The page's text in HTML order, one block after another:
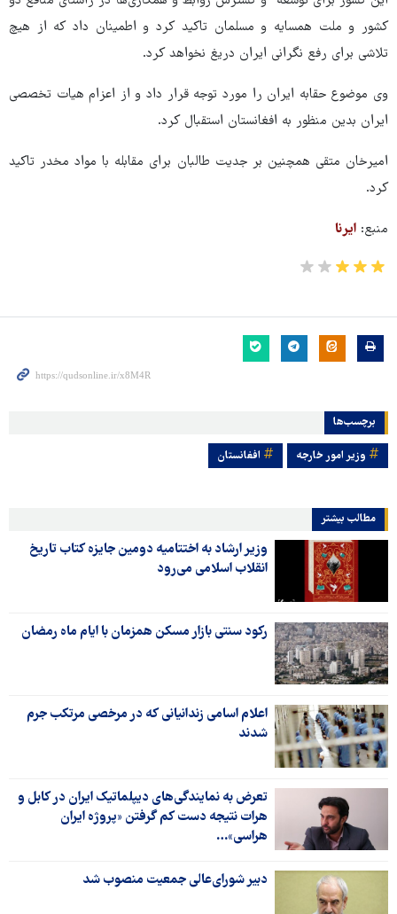
کشور و ملت همسایه و مسلمان تاکید کرد و اطمینان داد که از هیچ
تلاشی برای رفع نگرانی ایران دریغ نخواهد کرد.
وی موضوع حقابه ایران را مورد توجه قرار داد و از اعزام هیات تخصصی
ایران بدین منظور به افغانستان استقبال کرد.
امیرخان متقی همچنین بر جدیت طالبان برای مقابله با مواد مخدر تاکید
کرد.
منبع: ایرنا
برچسب‌ها
وزیر امور خارجه افغانستان
مطالب بیشتر
وزیر ارشاد به اختتامیه دومین جایزه کتاب تاریخ
انقلاب اسلامی می‌رود
رکود سنتی بازار مسکن همزمان با ایام ماه رمضان
اعلام اسامی زندانیانی که در مرخصی مرتکب جرم
شدند
تعرض به نمایندگی‌های دیپلماتیک ایران در کابل و
هرات نتیجه دست کم گرفتن «پروژه ایران
هراسی»…
دبیر شورای‌عالی جمعیت منصوب شد